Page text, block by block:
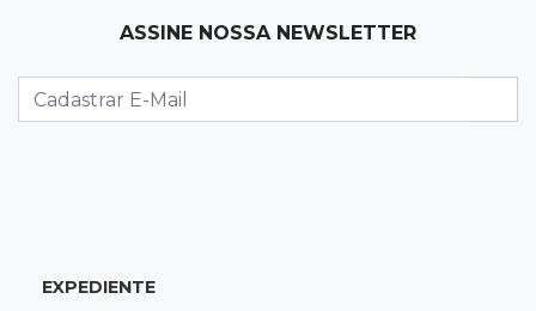
Remo busca empate com Atlético-MG e segue
na zona de rebaixamento
ASSINE NOSSA NEWSLETTER
EXPEDIENTE